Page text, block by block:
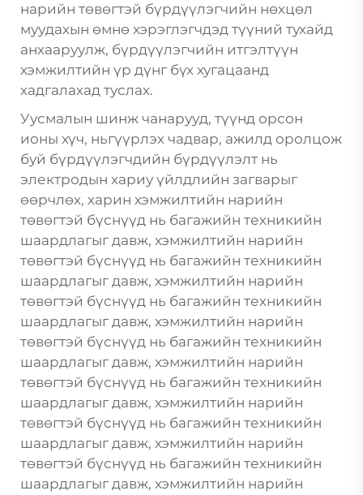
нарийн төвөгтэй бүрдүүлэгчийн нөхцөл
муудахын өмнө хэрэглэгчдэд түүний тухайд
анхааруулж, бүрдүүлэгчийн итгэлтүүн
хэмжилтийн үр дүнг бүх хугацаанд
хадгалахад туслах.
Уусмалын шинж чанарууд, түүнд орсон
ионы хүч, ньгүүрлэх чадвар, ажилд оролцож
буй бүрдүүлэгчдийн бүрдүүлэлт нь
электродын хариу үйлдлийн загварыг
өөрчлөх, харин хэмжилтийн нарийн
төвөгтэй бүснүүд нь багажийн техникийн
шаардлагыг давж, хэмжилтийн нарийн
төвөгтэй бүснүүд нь багажийн техникийн
шаардлагыг давж, хэмжилтийн нарийн
төвөгтэй бүснүүд нь багажийн техникийн
шаардлагыг давж, хэмжилтийн нарийн
төвөгтэй бүснүүд нь багажийн техникийн
шаардлагыг давж, хэмжилтийн нарийн
төвөгтэй бүснүүд нь багажийн техникийн
шаардлагыг давж, хэмжилтийн нарийн
төвөгтэй бүснүүд нь багажийн техникийн
шаардлагыг давж, хэмжилтийн нарийн
төвөгтэй бүснүүд нь багажийн техникийн
шаардлагыг давж, хэмжилтийн нарийн